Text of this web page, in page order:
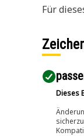
Für
Dieses